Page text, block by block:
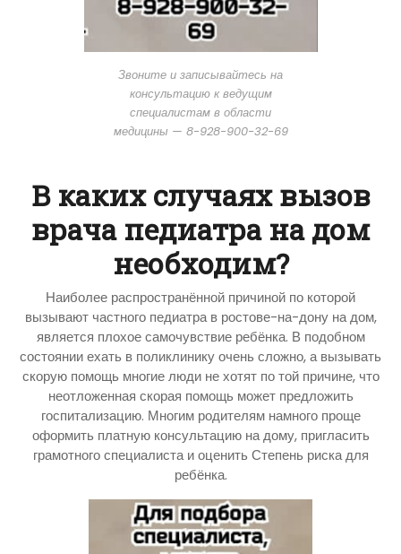
Звоните и записывайтесь на
консультацию к ведущим
специалистам в области
медицины — 8-928-900-32-69
В каких случаях вызов
врача педиатра на дом
необходим?
Наиболее распространённой причиной по которой
вызывают частного педиатра в ростове-на-дону на дом,
является плохое самочувствие ребёнка. В подобном
состоянии ехать в поликлинику очень сложно, а вызывать
скорую помощь многие люди не хотят по той причине, что
неотложенная скорая помощь может предложить
госпитализацию. Многим родителям намного проще
оформить платную консультацию на дому, пригласить
грамотного специалиста и оценить Степень риска для
ребёнка.